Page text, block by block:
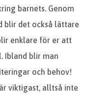
barnets. Genom
blir det också lättare
enklare för er att
Ibland blir man
och behov!
viktigast, alltså inte